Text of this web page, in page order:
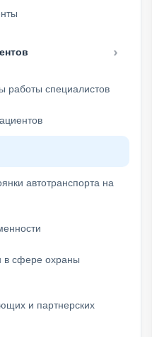
работы специалистов
автотранспорта на
в сфере охраны
и партнерских